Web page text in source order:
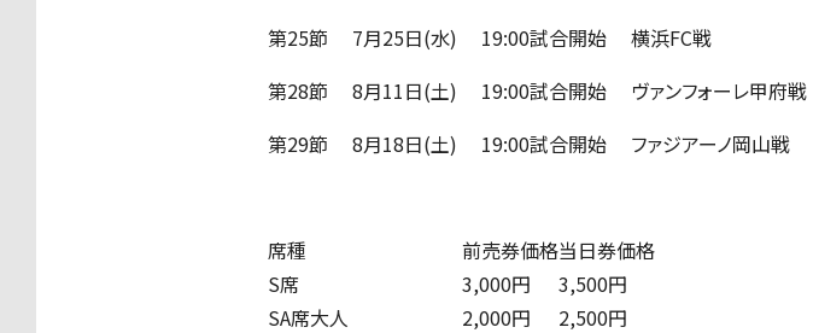
第25節 7月25日(水) 19:00試合開始 横浜FC戦
第28節 8月11日(土) 19:00試合開始 ヴァンフォーレ甲府戦
第29節 8月18日(土) 19:00試合開始 ファジアーノ岡山戦
席種 前売券価格当日券価格
S席
3,000円
3,500円
SA席大人
2,000円
2,500円